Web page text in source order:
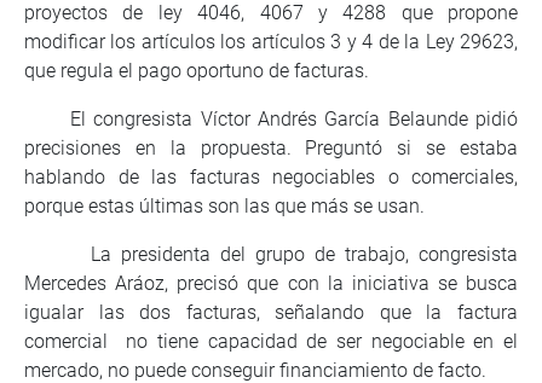
proyectos de ley 4046, 4067 y 4288 que propone
modificar los artículos los artículos 3 y 4 de la Ley 29623,
que regula el pago oportuno de facturas.
El congresista Víctor Andrés García Belaunde pidió
precisiones en la propuesta. Preguntó si se estaba
hablando de las facturas negociables o comerciales,
porque estas últimas son las que más se usan.
La presidenta del grupo de trabajo, congresista
Mercedes Aráoz, precisó que con la iniciativa se busca
igualar las dos facturas, señalando que la factura
comercial no tiene capacidad de ser negociable en el
mercado, no puede conseguir financiamiento de facto.